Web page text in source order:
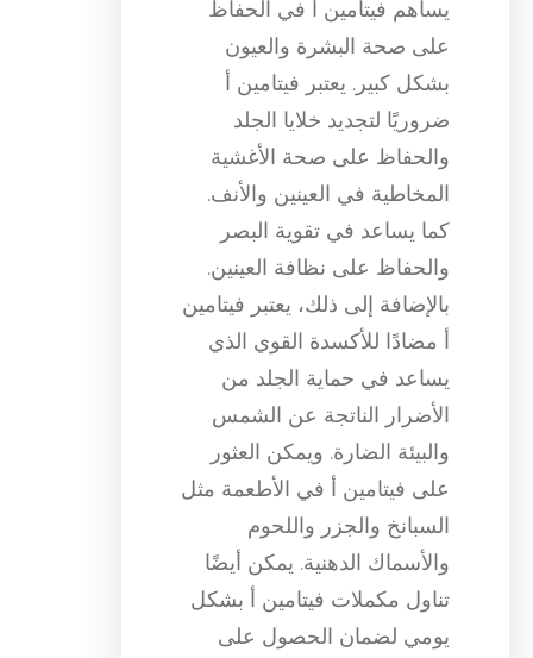
يساهم فيتامين أ في الحفاظ
على صحة البشرة والعيون
بشكل كبير. يعتبر فيتامين أ
ضروريًا لتجديد خلايا الجلد
والحفاظ على صحة الأغشية
المخاطية في العينين والأنف.
كما يساعد في تقوية البصر
والحفاظ على نظافة العينين.
بالإضافة إلى ذلك، يعتبر فيتامين
أ مضادًا للأكسدة القوي الذي
يساعد في حماية الجلد من
الأضرار الناتجة عن الشمس
والبيئة الضارة. ويمكن العثور
على فيتامين أ في الأطعمة مثل
السبانخ والجزر واللحوم
والأسماك الدهنية. يمكن أيضًا
تناول مكملات فيتامين أ بشكل
يومي لضمان الحصول على